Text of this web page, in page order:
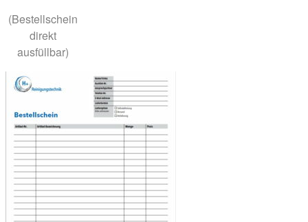
(Bestellschein
direkt
ausfüllbar)